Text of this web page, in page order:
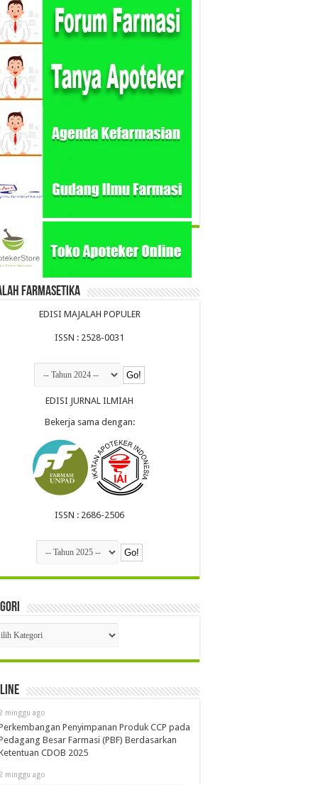
Farmasetika
EDISI MAJALAH POPULER
ISSN : 2528-0031
EDISI JURNAL ILMIAH
Bekerja sama dengan:
ISSN : 2686-2506
minggu ago
Penyimpanan Produk CCP pada
Besar Farmasi (PBF) Berdasarkan
CDOB 2025
minggu ago